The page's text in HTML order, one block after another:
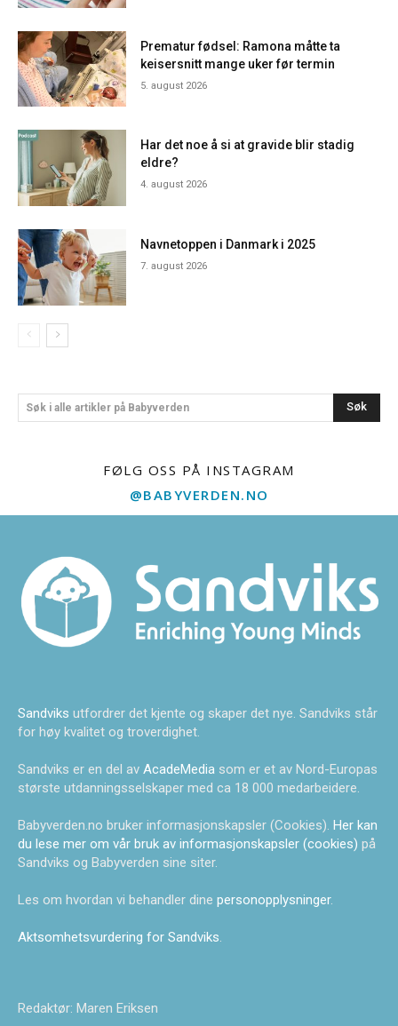
Prematur fødsel: Ramona måtte ta
keisersnitt mange uker før termin
5. august 2026
Har det noe å si at gravide blir stadig
eldre?
4. august 2026
Navnetoppen i Danmark i 2025
7. august 2026
Søk i alle artikler på Babyverden Søk
FØLG OSS PÅ INSTAGRAM
@BABYVERDEN.NO
Sandviks utfordrer det kjente og skaper det nye. Sandviks står
for høy kvalitet og troverdighet.
Sandviks er en del av AcadeMedia som er et av Nord-Europas
største utdanningsselskaper med ca 18 000 medarbeidere.
Babyverden.no bruker informasjonskapsler (Cookies). Her kan
du lese mer om vår bruk av informasjonskapsler (cookies) på
Sandviks og Babyverden sine siter.
Les om hvordan vi behandler dine personopplysninger.
Aktsomhetsvurdering for Sandviks.
Redaktør: Maren Eriksen